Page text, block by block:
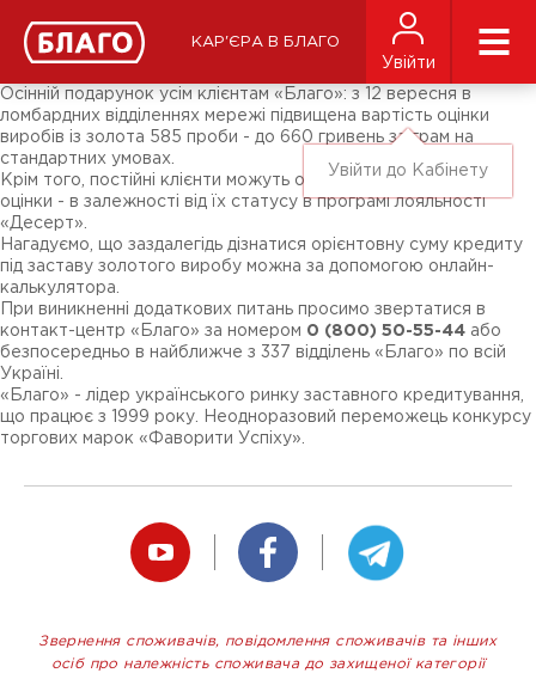
КАР'ЄРА В БЛАГО
Увійти
Увійти до Кабінету
СМИ о нас
Подписчикам соц-сетей
Ярмарки
Осінній подарунок усім клієнтам «Благо»: з 12 вересня в
ломбардних відділеннях мережі підвищена вартість оцінки
виробів із золота 585 проби - до 660 гривень за грам на
стандартних умовах.
Крім того, постійні клієнти можуть отримати ще до + 15% до
оцінки - в залежності від їх статусу в програмі лояльності
«Десерт».
Нагадуємо, що заздалегідь дізнатися орієнтовну суму кредиту
під заставу золотого виробу можна за допомогою онлайн-
калькулятора.
При виникненні додаткових питань просимо звертатися в
контакт-центр «Благо» за номером 0 (800) 50-55-44 або
безпосередньо в найближче з 337 відділень «Благо» по всій
Україні.
«Благо» - лідер українського ринку заставного кредитування,
що працює з 1999 року. Неодноразовий переможець конкурсу
торгових марок «Фаворити Успіху».
Звернення споживачів, повідомлення споживачів та інших
осіб про належність споживача до захищеної категорії